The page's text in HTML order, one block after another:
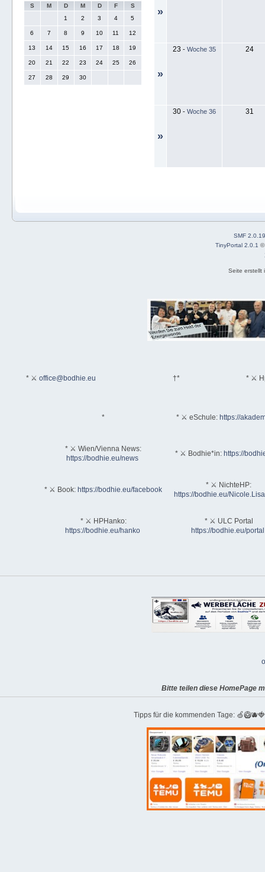
S M D M D F
S
1
2 3 4 5
6 7 8 9 10 11 12
13 14 15 16 17 18 19
20 21 22 23 24 25 26
27 28 29 30
»
»
23 - Woche 35 24
»
30- Woche 36 31
SMF 2.0.19
TinyPortal 2.0.1
Seite erstellt
* ⚔ office@bodhie.eu †* * ⚔
* * ⚔ eSchule: https://
* ⚔ Wien/Vienna News:
https://bodhie.eu/news
* ⚔ Bodhie*in: https://
* ⚔ Book: https://bodhie.eu/facebook
* ⚔ NichteHP:
https://bodhie.eu/
* ⚔ HPHanko:
https://bodhie.eu/hanko
* ⚔ ULC Portal
https://bodhie.eu/portal
Bitte teilen diese HomePage
Tipps für die kommenden Tage: